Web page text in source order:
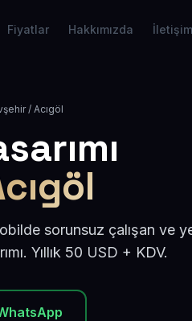
Fiyatlar Hakkımızda İletişim
/ Acıgöl
sorunsuz çalışan ve
Yıllık 50 USD + KDV.